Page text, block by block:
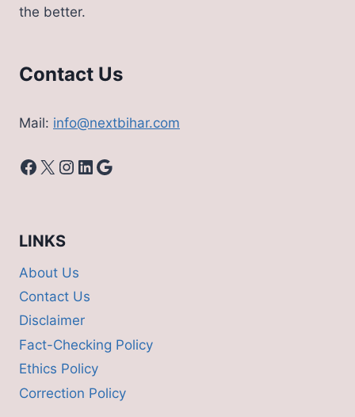
the better.
Contact Us
Mail: info@nextbihar.com
Facebook
X Instagram
LinkedIn
Google
LINKS
About Us
Contact Us
Disclaimer
Fact-Checking Policy
Ethics Policy
Correction Policy